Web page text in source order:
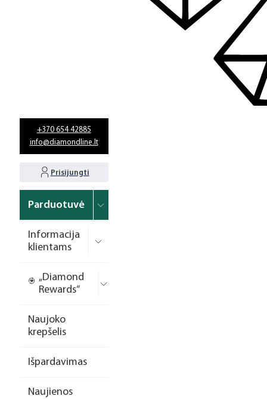
+370 654 42885
info@diamondline.lt
Prisijungti
Parduotuvė
Informacija
klientams
„Diamond
Rewards“
Naujoko
krepšelis
Išpardavimas
Naujienos